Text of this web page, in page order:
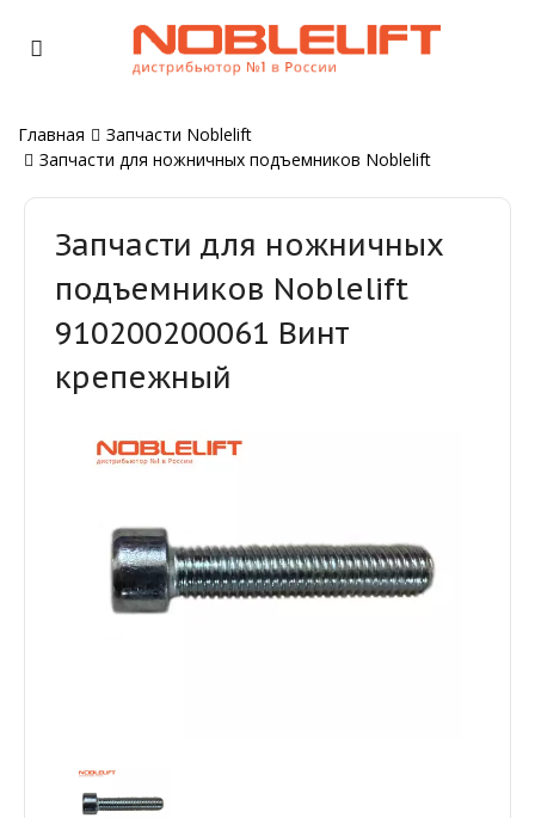
Главная
Запчасти Noblelift
Запчасти для ножничных подъемников Noblelift
Запчасти для ножничных
подъемников Noblelift
910200200061 Винт
крепежный